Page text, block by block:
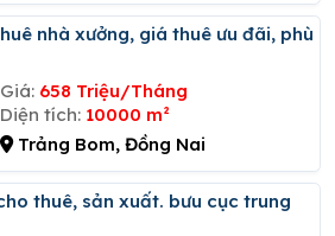
Giá: 658 Triệu/Tháng
Diện tích: 10000 m²
Trảng Bom, Đồng Nai